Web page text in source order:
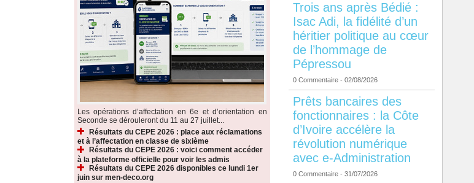
Les opérations d’affectation en 6e et d’orientation en
Seconde se dérouleront du 11 au 27 juillet...
Résultats du CEPE 2026 : place aux réclamations
et à l’affectation en classe de sixième
Résultats du CEPE 2026 : voici comment accéder
à la plateforme officielle pour voir les admis
Résultats du CEPE 2026 disponibles ce lundi 1er
juin sur men-deco.org
Trois ans après Bédié :
Isac Adi, la fidélité d’un
héritier politique au cœur
de l’hommage de
Pépressou
0 Commentaire - 02/08/2026
Prêts bancaires des
fonctionnaires : la Côte
d’Ivoire accélère la
révolution numérique
avec e-Administration
0 Commentaire - 31/07/2026